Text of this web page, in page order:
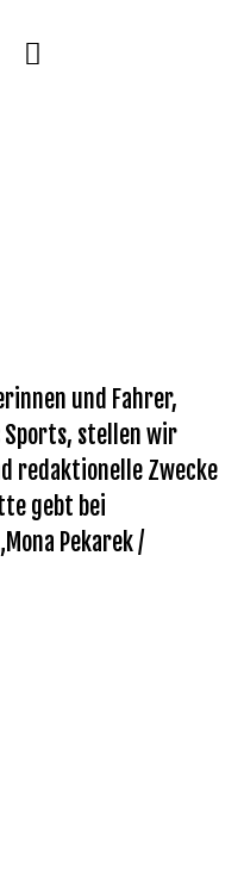
und Fahrer,
Sports, stellen wir
redaktionelle Zwecke
gebt bei
Pekarek /